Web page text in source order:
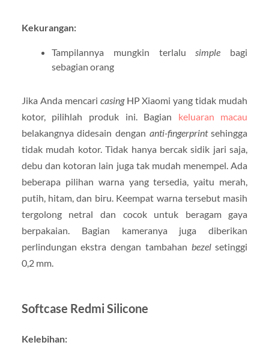
Kekurangan:
Tampilannya mungkin terlalusimple bagi
sebagian orang
Jika Anda mencari casing HP Xiaomi yang tidak mudah
kotor, pilihlah produk ini. Bagian keluaran macau
belakangnya didesain dengan anti-fingerprintsehingga
tidak mudah kotor. Tidak hanya bercak sidik jari saja,
debu dan kotoran lain juga tak mudah menempel. Ada
beberapa pilihan warna yang tersedia, yaitu merah,
putih, hitam, dan biru. Keempat warna tersebut masih
tergolong netral dan cocok untuk beragam gaya
berpakaian. Bagian kameranya juga diberikan
perlindungan ekstra dengan tambahan bezelsetinggi
0,2 mm.
Softcase Redmi Silicone
Kelebihan: